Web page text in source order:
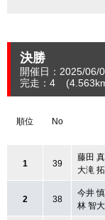
決勝
開催日：2025/06/
完走：4
(4.563
順位 No
1 39
藤田
大滝
2 38
今井
林 智